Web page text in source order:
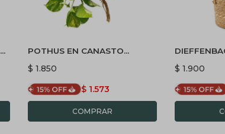
POTHUS EN CANASTO
COLGANTE
$ 1.850
$ 1.573
$ 1.900